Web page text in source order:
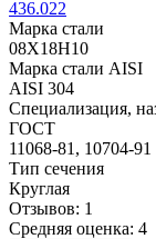
436.022
Марка стали
08Х18Н10
Марка стали AISI
AISI 304
Специализация,
ГОСТ
11068-81, 10704-91
Тип сечения
Круглая
Отзывов: 1
Средняя оценка: 4